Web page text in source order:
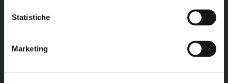
Statistiche
Marketing